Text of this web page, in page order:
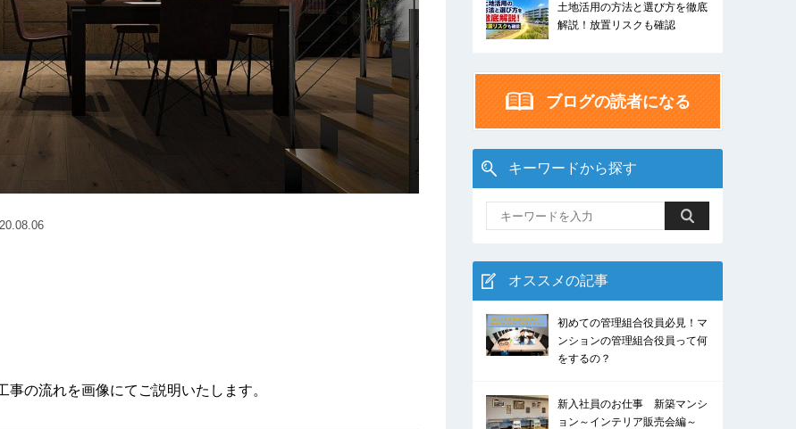
の流れを画像にてご説明いたします。
土地活用の方法と選び方を徹底
解説！放置リスクも確認
ブログの読者になる
キーワードから探す
オススメの記事
初めての管理組合役員必見！マ
ンションの管理組合役員って何
をするの？
新入社員のお仕事 新築マンシ
ョン～インテリア販売会編～